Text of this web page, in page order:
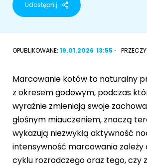
RASY PSÓW
Sznaucer miniaturowy
Golden retriever
Buldog francuski
Owczarek niemiecki
Kot perski
Kot rosyjski niebieski
Udostępnij
OPUBLIKOWANE: 19.01.2026 13:55
Marcowanie kotów to naturalny
z okresem godowym, podczas
wyraźnie zmieniają swoje
głośnym miauczeniem, znaczą
wykazują niezwykłą aktywność
intensywność marcowania zależy
cyklu rozrodczego oraz tego, czy